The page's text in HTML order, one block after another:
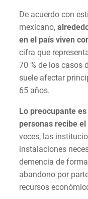
De acuerdo con
mexicano,
en el país viven
cifra que
70 % de los casos
suele afectar
65 años.
Lo preocupante
personas recibe
veces, las
instalaciones
demencia de
abandono por
recursos